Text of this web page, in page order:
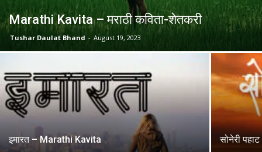
Marathi Kavita – मराठी कविता-शेतकरी
Tushar Daulat Bhand - August 19, 2023
इमारत – Marathi Kavita सोनेरी